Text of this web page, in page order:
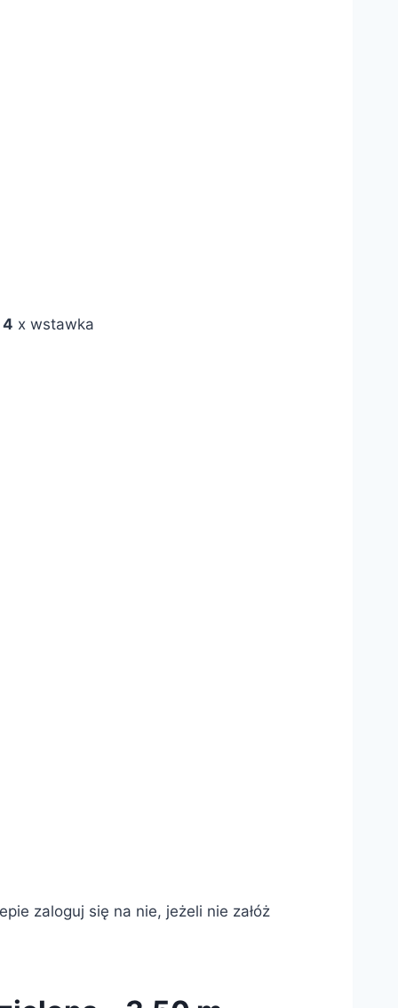
4 x wstawka
zaloguj się na nie, jeżeli nie załóż